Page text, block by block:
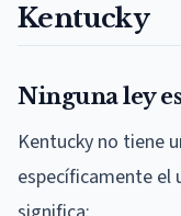
Kentucky
Ninguna ley
Kentucky no tiene
específicamente el